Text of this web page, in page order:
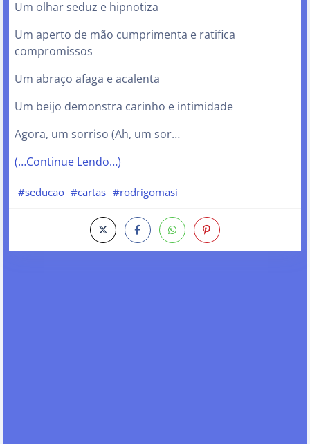
Um olhar seduz e hipnotiza
Um aperto de mão cumprimenta e ratifica
compromissos
Um abraço afaga e acalenta
Um beijo demonstra carinho e intimidade
Agora, um sorriso (Ah, um sor…
(…Continue Lendo…)
#seducao #cartas #rodrigomasi